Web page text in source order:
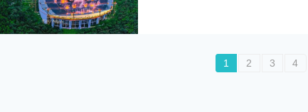
1 2 3 4